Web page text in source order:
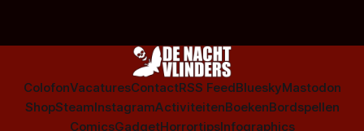
ColofonVacaturesContactRSS FeedBlueskyMastodon
ShopSteamInstagramActiviteitenBoekenBordspellen
ComicsGadgetHorrortipsInfographics